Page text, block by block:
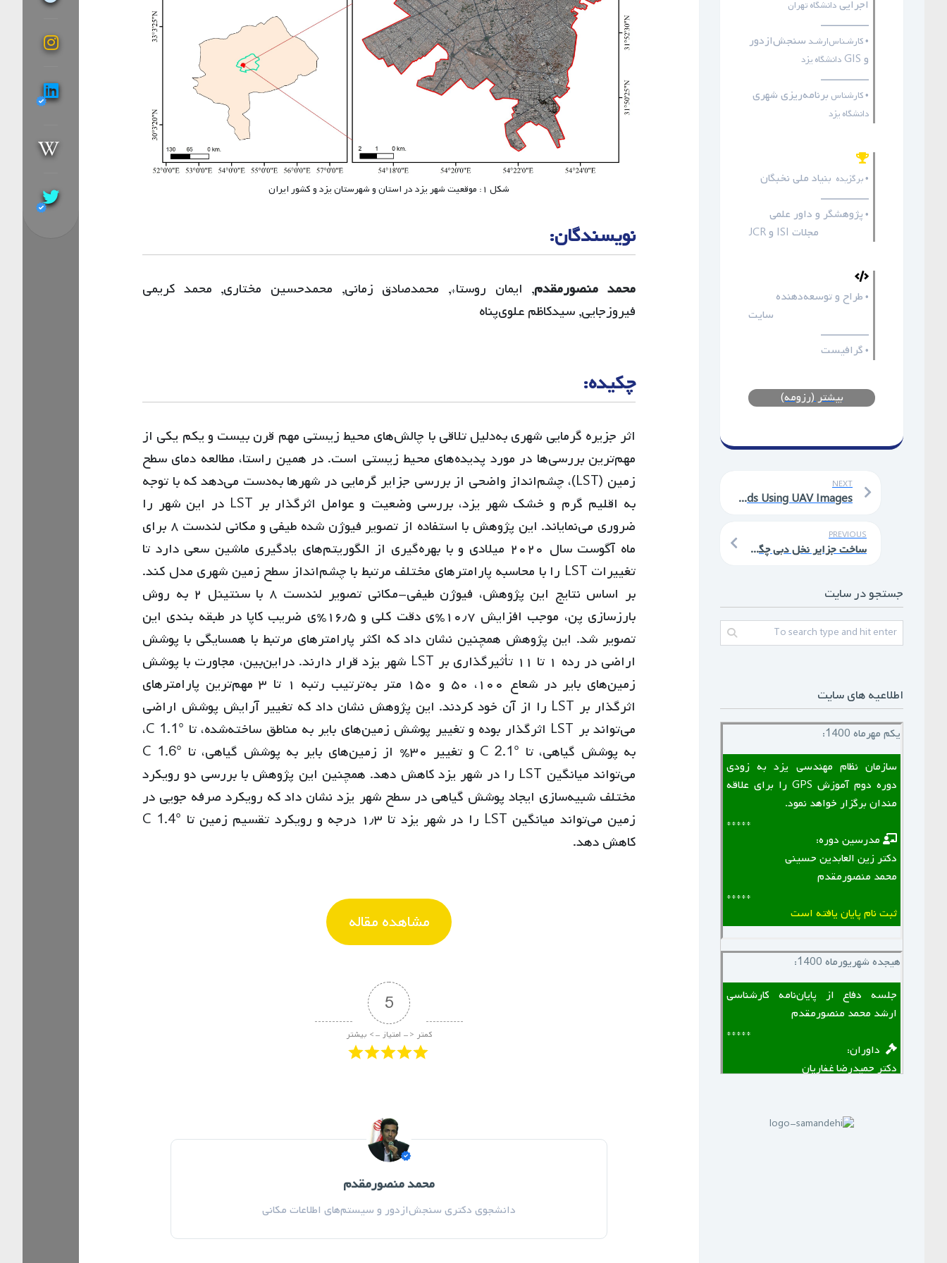
اجرایی دانشگاه تهران
ـــــــــــــــــ
• کارشـناس‌ارشـد سنجش‌ازدور
و GIS
دانشگاه یزد
ـــــــــــــــــ
• کارشناس برنامه‌ریزی شهری
دانشگاه یزد
• برگزیده بنیاد ملی نخبگان
ـــــــــــــــــ
• پژوهشگر و داور علمی
مجلات ISI وJCR
• طراح و توسعه‌دهنده
سایت
ـــــــــــــــــ
• گرافیست
بیشتر (رزومه)
NEXT
The Separation of the Unpaved Roads and Prioritization of Paving These Roads Using UAV Images
PREVIOUS
ساخت جزایر نخل دبی چگونه بر محیط زیست تأثیر گذاشت؟
جستجو در سایت
اطلاعیه های سایت
یکم مهرماه 1400:
سازمان نظام مهندسی یزد به زودی
دوره دوم آموزش GPS را برای علاقه
مندان برگزار خواهد نمود.
*****
‌ ‌ مدرسین دوره:
دکتر زین العابدین حسینی
محمد منصورمقدم
*****
ثبت نام پایان یافته است
هیجده شهریورماه 1400:
جلسه دفاع از پایان‌نامه کارشناسی
ارشد محمد منصورمقدم
*****
‌ ‌ داوران:
دکتر حمیدرضا غفاریان
لینک منقضی شده است
شکل ۱: موقعیت شهر یزد در استان و شهرستان یزد و کشور ایران
نویسندگان:
محمد منصورمقدم, ایمان روستا*, محمدصادق زمانی, محمدحسین مختاری, محمد کریمی
فیروزجایی, سیدکاظم علوی‌پناه
چکیده:
اثر جزیره گرمایی شهری به‌دلیل تلاقی با چالش‌های محیط زیستی مهم قرن بیست و یکم یکی از
مهم‌ترین بررسی‌ها در مورد پدیده‌های محیط زیستی است. در همین راستا، مطالعه دمای سطح
زمین (LST)، چشم‌انداز واضحی از بررسی جزایر گرمایی در شهرها به‌دست می‌دهد که با توجه
به اقلیم گرم و خشک شهر یزد، بررسی وضعیت و عوامل اثرگذار بر LST در این شهر را
ضروری می‌نمایاند. این پژوهش با استفاده از تصویر فیوژن شده طیفی و مکانی لندست ۸ برای
ماه آگوست سال ۲۰۲۰ میلادی و با بهره‌گیری از الگوریتم‌های یادگیری ماشین سعی دارد تا
تغییرات LST را با محاسبه پارامترهای مختلف مرتبط با چشم‌انداز سطح زمین شهری مدل کند.
بر اساس نتایج این پژوهش، فیوژن طیفی-مکانی تصویر لندست ۸ با سنتینل ۲ به روش
بارزسازی پن، موجب افزایش ۱۰٫۷%ی دقت کلی و ۱۶٫۵%ی ضریب کاپا در طبقه بندی این
تصویر شد. این پژوهش همچنین نشان داد که اکثر پارامترهای مرتبط با همسایگی با پوشش
اراضی در رده ۱ تا ۱۱ تأثیرگذاری بر LST شهر یزد قرار دارند. دراین‌بین، مجاورت با پوشش
زمین‌های بایر در شعاع ۱۰۰، ۵۰ و ۱۵۰ متر به‌ترتیب رتبه ۱ تا ۳ مهم‌ترین پارامترهای
اثرگذار بر LST را از آن خود کردند. این پژوهش نشان داد که تغییر آرایش پوشش اراضی
می‌تواند بر LST اثرگذار بوده و تغییر پوشش زمین‌های بایر به مناطق ساخته‌شده، تا °C 1.1،
به پوشش گیاهی، تا °C 2.1 و تغییر ۳۰% از زمین‌های بایر به پوشش گیاهی، تا °C 1.6
می‌تواند میانگین LST را در شهر یزد کاهش دهد. همچنین این پژوهش با بررسی دو رویکرد
مختلف شبیه‌سازی ایجاد پوشش گیاهی در سطح شهر یزد نشان داد که رویکرد صرفه جویی در
زمین می‌تواند میانگین LST را در شهر یزد تا ۱٫۳ درجه و رویکرد تقسیم زمین تا °C 1.4
کاهش دهد.
مشاهده مقاله
5
کمتر <- امتیاز -> بیشتر
سنتینل 2
پوشش اراضی
Mohammad Mansourmoghaddam پایان نامه مقاله
یادگیری ماشین
machine learning
محمد منصورمقدم
دانشجوی دکتری سنجش‌ازدور و سیستم‌های اطلاعات مکانی